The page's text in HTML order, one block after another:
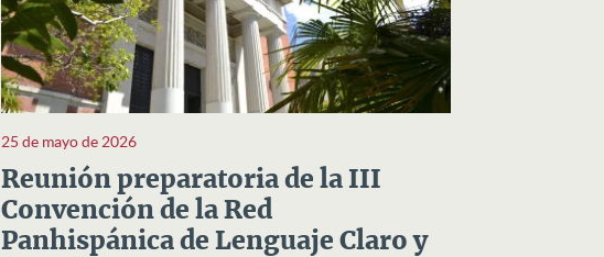
25 de mayo de 2026
Reunión preparatoria de la III
Convención de la Red
Panhispánica de Lenguaje Claro y